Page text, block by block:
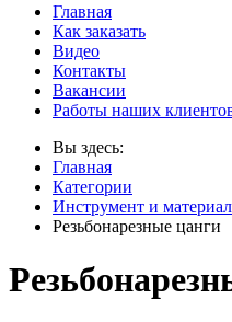
Главная
Как заказать
Видео
Контакты
Вакансии
Работы наших
Вы здесь:
Главная
Категории
Инструмент и
Резьбонарезные цанги